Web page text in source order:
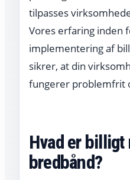
tilpasses
Vores erfaring inden
implementering af
sikrer, at din
fungerer problemfrit
Hvad er
bredbånd?